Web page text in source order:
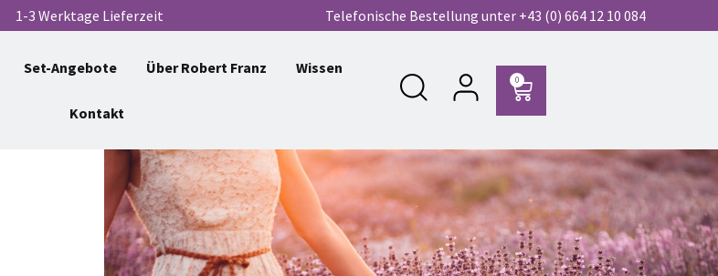
1-3 Werktage Lieferzeit Telefonische Bestellung unter +43 (0) 664 12 10 084
Set-Angebote Über Robert Franz Wissen
Kontakt
0